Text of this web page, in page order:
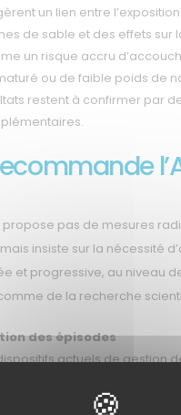
un lien entre
de sable et des effets sur
un risque accru
ou de faible poids de
restent à confirmer par
propose pas de mesures
insiste sur la nécessité
et progressive, au niveau
de la recherche
des épisodes
actuels de gestion
(alertes pour les pics de
les poussières sahariennes,